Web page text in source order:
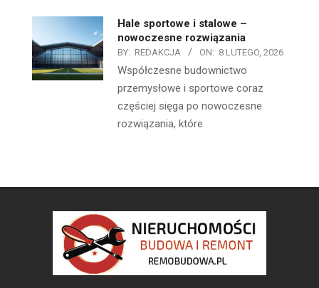
Hale sportowe i stalowe –
nowoczesne rozwiązania
BY: REDAKCJA ON: 8 LUTEGO, 2026
Współczesne budownictwo
przemysłowe i sportowe coraz
częściej sięga po nowoczesne
rozwiązania, które